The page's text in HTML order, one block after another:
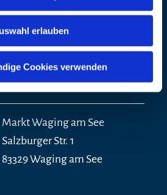
erlauben
Cookies verwenden
83329 Waging
https://www.goldmarei.com/
Markt Waging am See
Salzburger Str. 1
83329 Waging am See